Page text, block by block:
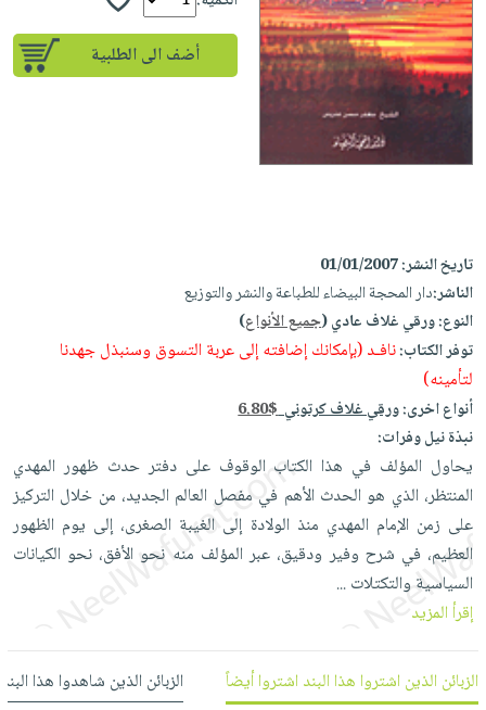
إختياراتنا
كتب
أكاديمية
صندوق
iKitab
بلا
حدود
أسئلة
يتكرر
على
Android
تحميل
iKitab
على
Apple
أسئلة
يتكرر
طرحها
تحميل
masmu3
على
masmu3
على
Apple
المواضيع
الأكثر
مبيعاً
إختياراتنا
وسائل
القراءة
جوائز
تعليمية
الصحة
والعناية
جديد
أجهزة
العناية
الشخصية
العناية
وتصفيف
الشعر
العناية
بالجسم
العناية
بالأسنان
الحمية
والتغذية
المطبخ
والسفرة
جديد
الكل
أواني
الطهي
أدوات
الخبز
أدوات
المائدة
الأوعية
والتخزين
المطبخ
متجر
الهدايا
أقسام
الأكثر
مبيعاً
العودة
للمدارس
اكسسوارات
كتب
اكسسوارات
شحن
مجاني
بنود
مختارة
اشتراكات
كل
الاشتراكات
متقدم
أضف الى الطلبية
تاريخ النشر:01/01/2007
الناشر:دار المحجة البيضاء للطباعة والنشر والتوزيع
النوع:ورقي غلاف عادي (جميع الأنواع)
توفر الكتاب:نافـد (بإمكانك إضافته إلى عربة التسوق وسنبذل جهدنا
لتأمينه)
أنواع اخرى:ورقي غلاف كرتوني6.80$
نبذة نيل وفرات:
يحاول المؤلف في هذا الكتاب الوقوف على دفتر حدث ظهور المهدي
المنتظر، الذي هو الحدث الأهم في مفصل العالم الجديد، من خلال التركيز
على زمن الإمام المهدي منذ الولادة إلى الغيبة الصغرى، إلى يوم الظهور
العظيم، في شرح وفير ودقيق، عبر المؤلف منه نحو الأفق، نحو الكيانات
السياسية والتكتلات...
إقرأ المزيد
الزبائن الذين اشتروا هذا البند اشتروا أيضاً الزبائن الذين شاهدوا هذا